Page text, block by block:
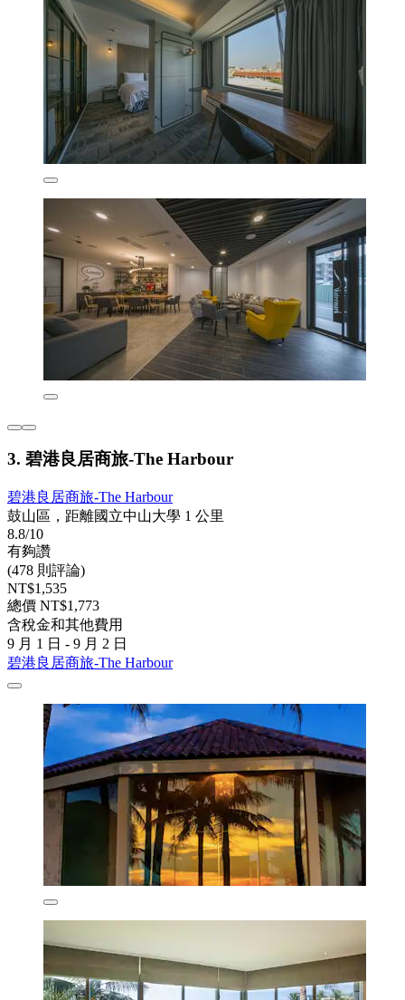
3. 碧港良居商旅-The Harbour
碧港良居商旅-The Harbour
鼓山區，距離國立中山大學 1 公里
8.8/10
有夠讚
(478 則評論)
NT$1,535
總價 NT$1,773
含稅金和其他費用
9 月 1 日 - 9 月 2 日
碧港良居商旅-The Harbour